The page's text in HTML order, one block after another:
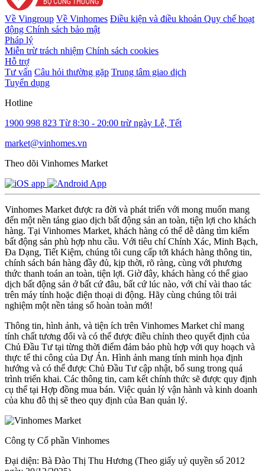
Về Vingroup Về Vinhomes Điều kiện và điều khoản Quy chế hoạt
động Chính sách bảo mật
Pháp lý
Miễn trừ trách nhiệm Chính sách cookies
Hỗ trợ
Tư vấn Câu hỏi thường gặp Trung tâm giao dịch
Tuyển dụng
Hotline
1900 998 823 Từ 8:30 - 20:00 trừ ngày Lễ, Tết
market@vinhomes.vn
Theo dõi Vinhomes Market
Vinhomes Market được ra đời và phát triển với mong muốn mang
đến một nền tảng giao dịch bất động sản an toàn, tiện lợi cho khách
hàng. Tại Vinhomes Market, khách hàng có thể dễ dàng tìm kiếm
bất động sản phù hợp nhu cầu. Với tiêu chí Chính Xác, Minh Bạch,
Đa Dạng, Tiết Kiệm, chúng tôi cung cấp tới khách hàng thông tin,
chính sách bán hàng đầy đủ, kịp thời, rõ ràng, cùng với phương
thức thanh toán an toàn, tiện lợi. Giờ đây, khách hàng có thể giao
dịch bất động sản ở bất cứ đâu, bất cứ lúc nào, với chỉ vài thao tác
trên máy tính hoặc điện thoại di động. Hãy cùng chúng tôi trải
nghiệm một nền tảng số hoàn toàn mới!
Thông tin, hình ảnh, và tiện ích trên Vinhomes Market chỉ mang
tính chất tương đối và có thể được điều chỉnh theo quyết định của
Chủ Đầu Tư tại từng thời điểm đảm bảo phù hợp với quy hoạch và
thực tế thi công của Dự Án. Hình ảnh mang tính minh họa định
hướng và có thể được Chủ Đầu Tư cập nhật, bổ sung trong quá
trình triển khai. Các thông tin, cam kết chính thức sẽ được quy định
cụ thể tại Hợp đồng mua bán. Việc quản lý vận hành và kinh doanh
của khu đô thị sẽ theo quy định của Ban quản lý.
Công ty Cổ phần Vinhomes
Đại diện: Bà Đào Thị Thu Hương (Theo giấy uỷ quyền số 2012